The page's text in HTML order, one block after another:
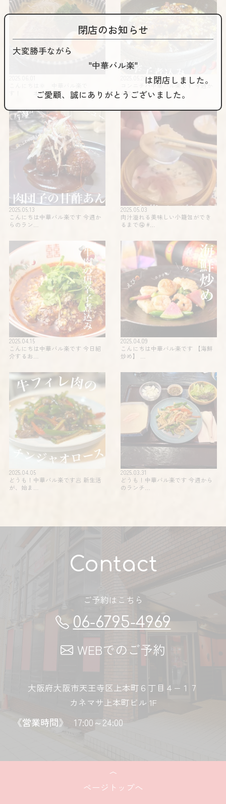
す！ 本日は…
2025.05.26
コンニチハ️️中華バル楽です 今週か
らのラ…
2025.05.13
こんにちは中華バル楽です 今週か
らのラン…
2025.05.03
肉汁溢れる美味しい小籠包ができ
るまで🤤 #…
2025.04.15
こんにちは中華バル楽です 今日紹
介するお…
2025.04.09
こんにちは中華バル楽です 【海鮮
炒め】 …
2025.04.05
どうも！中華バル楽です🥟 新生活
が、始ま…
2025.03.31
どうも！中華バル楽です 今週から
のランチ…
Contact
ご予約はこちら
06-6795-4969
WEBでのご予約
大阪府大阪市天王寺区上本町６丁目４−１７
カネマサ上本町ビル 1F
《営業時間》 17:00～24:00
ページトップへ
閉店のお知らせ
大変勝手ながら
"中華バル楽"
は閉店しました。
ご愛顧、誠にありがとうございました。